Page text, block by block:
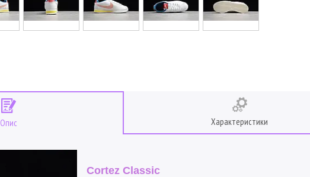
Опис Характеристики
Cortez Classic